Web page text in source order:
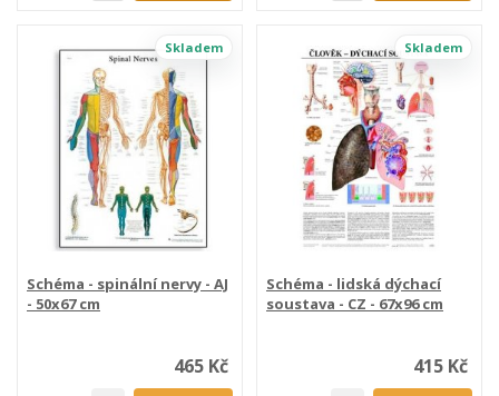
Skladem
Schéma - spinální nervy - AJ
- 50x67 cm
465 Kč
Skladem
Schéma - lidská dýchací
soustava - CZ - 67x96 cm
415 Kč